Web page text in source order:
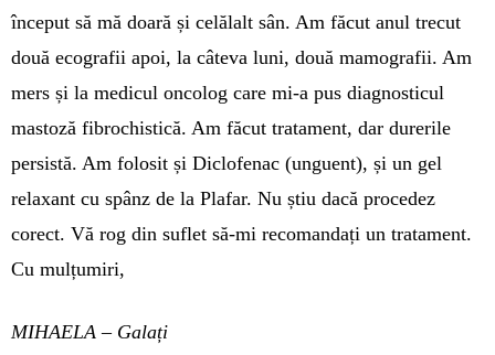
început să mă doară și celălalt sân. Am făcut anul trecut
două ecogra­fii apoi, la câteva luni, două mamo­grafii. Am
mers și la me­dicul oncolog care mi-a pus diagnos­ticul
mastoză fibrochistică. Am făcut tratament, dar durerile
per­sistă. Am folosit și Diclo­fe­nac (un­guent), și un gel
relaxant cu spânz de la Plafar. Nu știu dacă procedez
corect. Vă rog din su­flet să-mi reco­mandați un trata­ment.
Cu mulțu­miri,
MIHAELA – Galați